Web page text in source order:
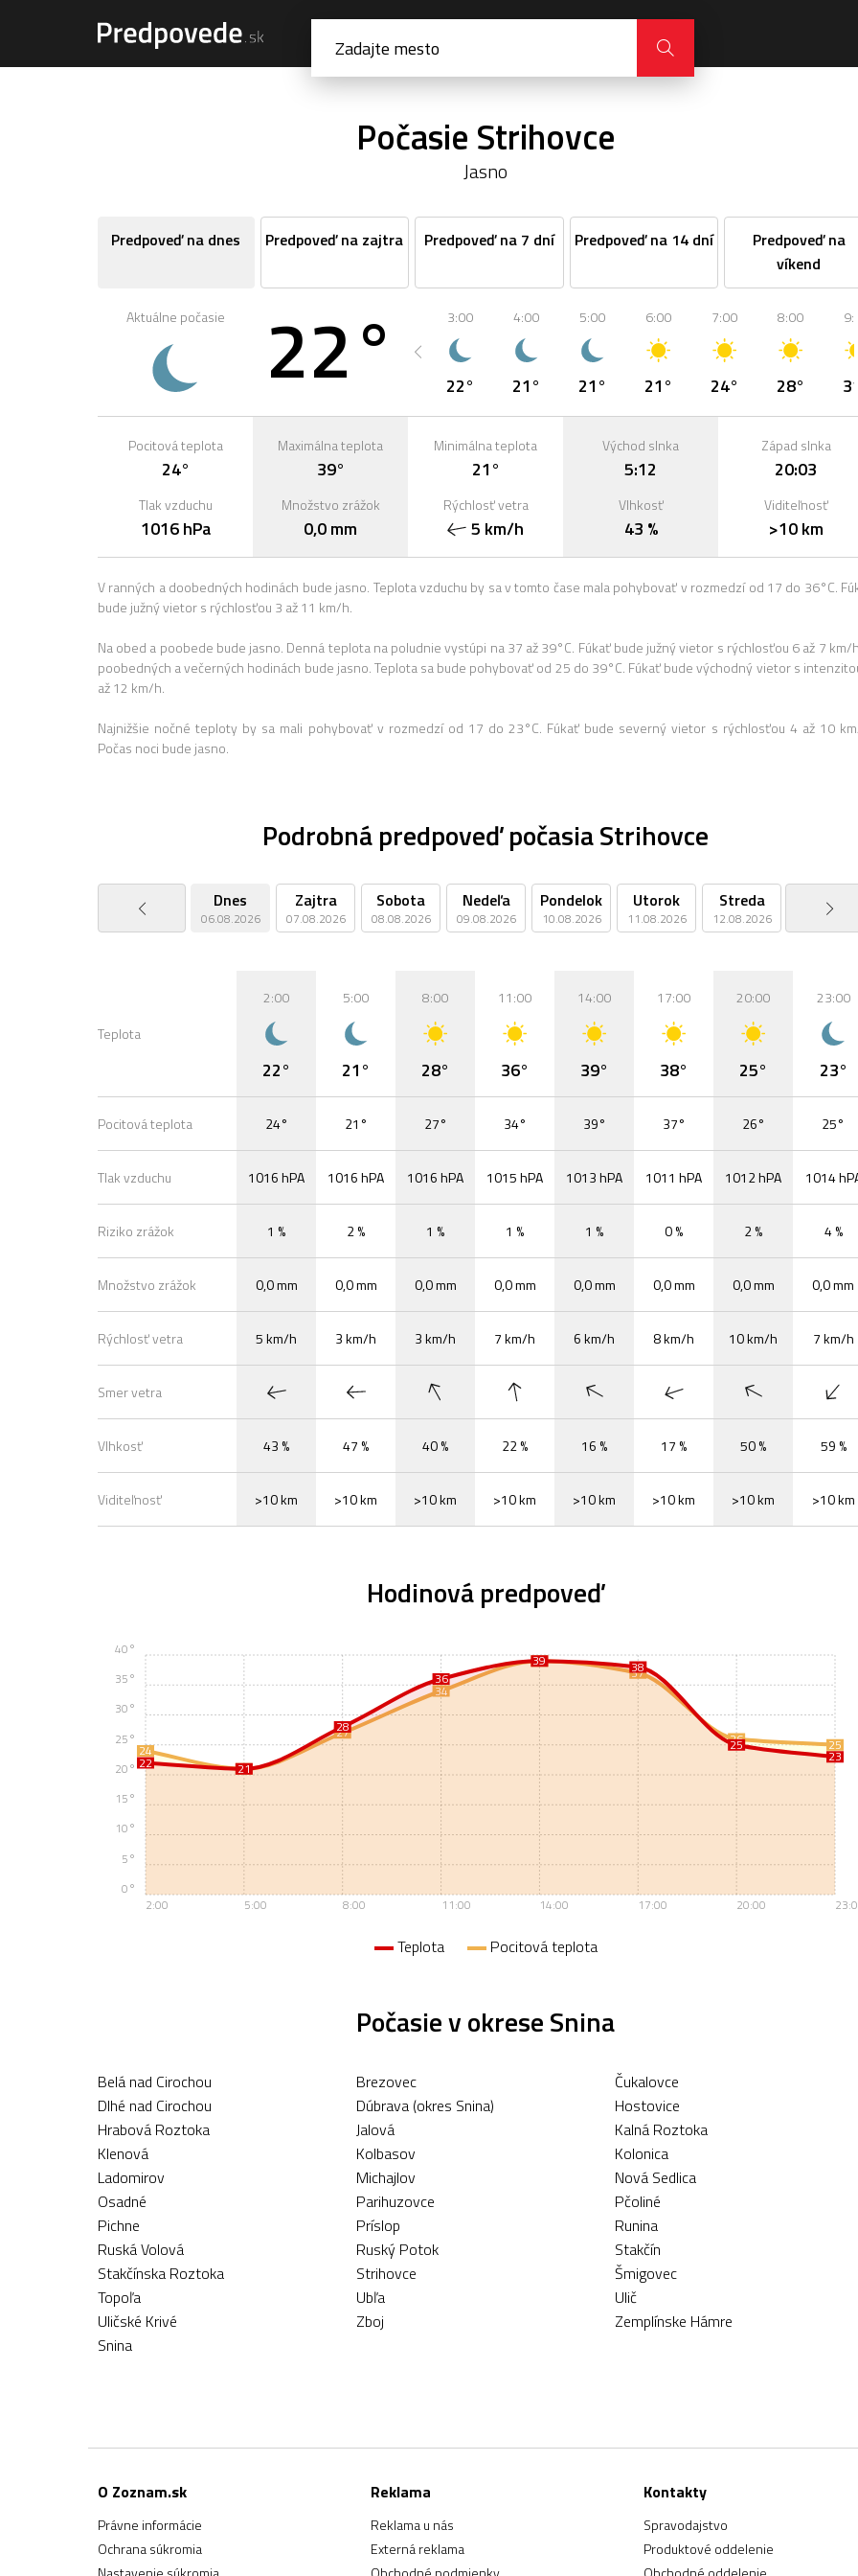
Počasie Strihovce
Jasno
Predpoveď na dnes Predpoveď na zajtra Predpoveď na 7 dní Predpoveď na 14 dní
Predpoveď na
víkend
Aktuálne počasie 22° 3:00
22°
4:00
21°
5:00
21°
6:00
21°
7:00
24°
8:00
28° 31°
Pocitová teplota
24°
Tlak vzduchu
1016 hPa
Maximálna teplota
39°
Množstvo zrážok
0,0 mm
Minimálna teplota
21°
Rýchlosť vetra
5 km/h
Východ slnka
5:12
Vlhkosť
43 %
Západ slnka
20:03
Viditeľnosť
>10 km
V ranných a doobedných hodinách bude jasno. Teplota vzduchu by sa v tomto čase mala pohybovať v rozmedzí od 17 do 36°C.
bude južný vietor s rýchlosťou 3 až 11 km/h.
Na obed a poobede bude jasno. Denná teplota na poludnie vystúpi na 37 až 39°C. Fúkať bude južný vietor s rýchlosťou 6 až 7 km/
poobedných a večerných hodinách bude jasno. Teplota sa bude pohybovať od 25 do 39°C. Fúkať bude východný vietor s
až 12 km/h.
Najnižšie nočné teploty by sa mali pohybovať v rozmedzí od 17 do 23°C. Fúkať bude severný vietor s rýchlosťou 4 až 10
Počas noci bude jasno.
Podrobná predpoveď počasia Strihovce
Dnes
06.08.2026
Zajtra
07.08.2026
Sobota
08.08.2026
Nedeľa
09.08.2026
Pondelok
10.08.2026
Utorok
11.08.2026
Streda
12.08.2026
Štvrtok
13.08.2026
Teplota
Pocitová teplota
Tlak vzduchu
Riziko zrážok
Množstvo zrážok
Rýchlosť vetra
Smer vetra
Vlhkosť
Viditeľnosť
2:00
22°
24°
1016 hPA
1 %
0,0 mm
5 km/h
43 %
>10 km
5:00
21°
21°
1016 hPA
2 %
0,0 mm
3 km/h
47 %
>10 km
8:00
28°
27°
1016 hPA
1 %
0,0 mm
3 km/h
40 %
>10 km
11:00
36°
34°
1015 hPA
1 %
0,0 mm
7 km/h
22 %
>10 km
14:00
39°
39°
1013 hPA
1 %
0,0 mm
6 km/h
16 %
>10 km
17:00
38°
37°
1011 hPA
0 %
0,0 mm
8 km/h
17 %
>10 km
20:00
25°
26°
1012 hPA
2 %
0,0 mm
10 km/h
50 %
>10 km
23:00
23°
25°
1014
4 %
0,0 mm
7 km/h
59 %
>10 km
Hodinová predpoveď
24
21
27
34
39
37
26
25
22
21
28
36
39 38
25
23
2:00 5:00 8:00 11:00 14:00 17:00 20:00
0°
5°
10°
15°
20°
25°
30°
35°
40°
Teplota Pocitová teplota
Počasie v okrese Snina
Belá nad Cirochou Brezovec
Čukalovce
Dlhé nad Cirochou
Dúbrava (okres Snina)
Hostovice
Hrabová Roztoka
Jalová
Kalná Roztoka
Klenová
Kolbasov
Kolonica
Ladomirov
Michajlov
Nová Sedlica
Osadné
Parihuzovce
Pčoliné
Pichne
Príslop
Runina
Ruská Volová
Ruský Potok
Stakčín
Stakčínska Roztoka
Strihovce
Šmigovec
Topoľa
Ubľa
Ulič
Uličské Krivé
Zboj
Zemplínske Hámre
Snina
O Zoznam.sk
Právne informácie
Ochrana súkromia
Reklama
Reklama u nás
Externá reklama
Kontakty
Spravodajstvo
Produktové oddelenie